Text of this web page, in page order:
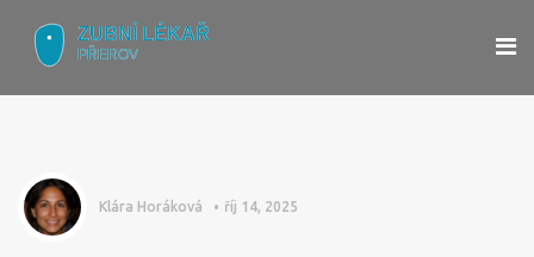
Klára Horáková říj 14, 2025